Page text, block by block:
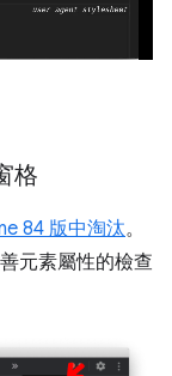
格
84 版中淘汰。
元素屬性的檢查